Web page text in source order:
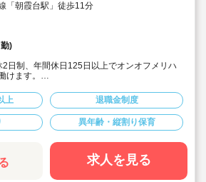
「朝霞台駅」徒歩11分
)
2日制、年間休日125日以上でオンオフメリハ
けます。
。男女の性別問わず明るく元気な保育士様ご
います。
研修制度があります。経験少ない方も安心して
ただけます。
ないです。あった場合もしっかり支給されま
げ制度も利用可能です。
出産などに合わせて産休育休取得や時短制度、
上 退職金制度
異年齢・縦割り保育
求人を見る